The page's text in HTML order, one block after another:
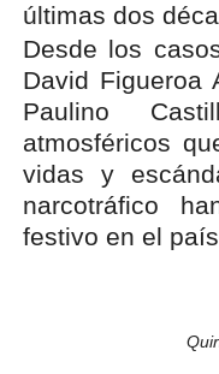
últimas dos
Desde los
David Figueroa
Paulino
atmosféricos
vidas y
narcotráfico
festivo en el